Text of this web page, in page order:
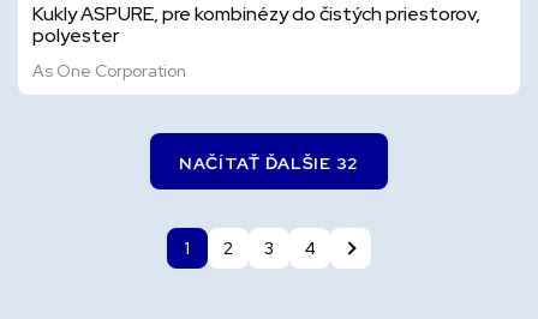
Kukly ASPURE, pre kombinézy do čistých priestorov,
polyester
As One Corporation
NAČÍTAŤ ĎALŠIE 32
1 2 3 4